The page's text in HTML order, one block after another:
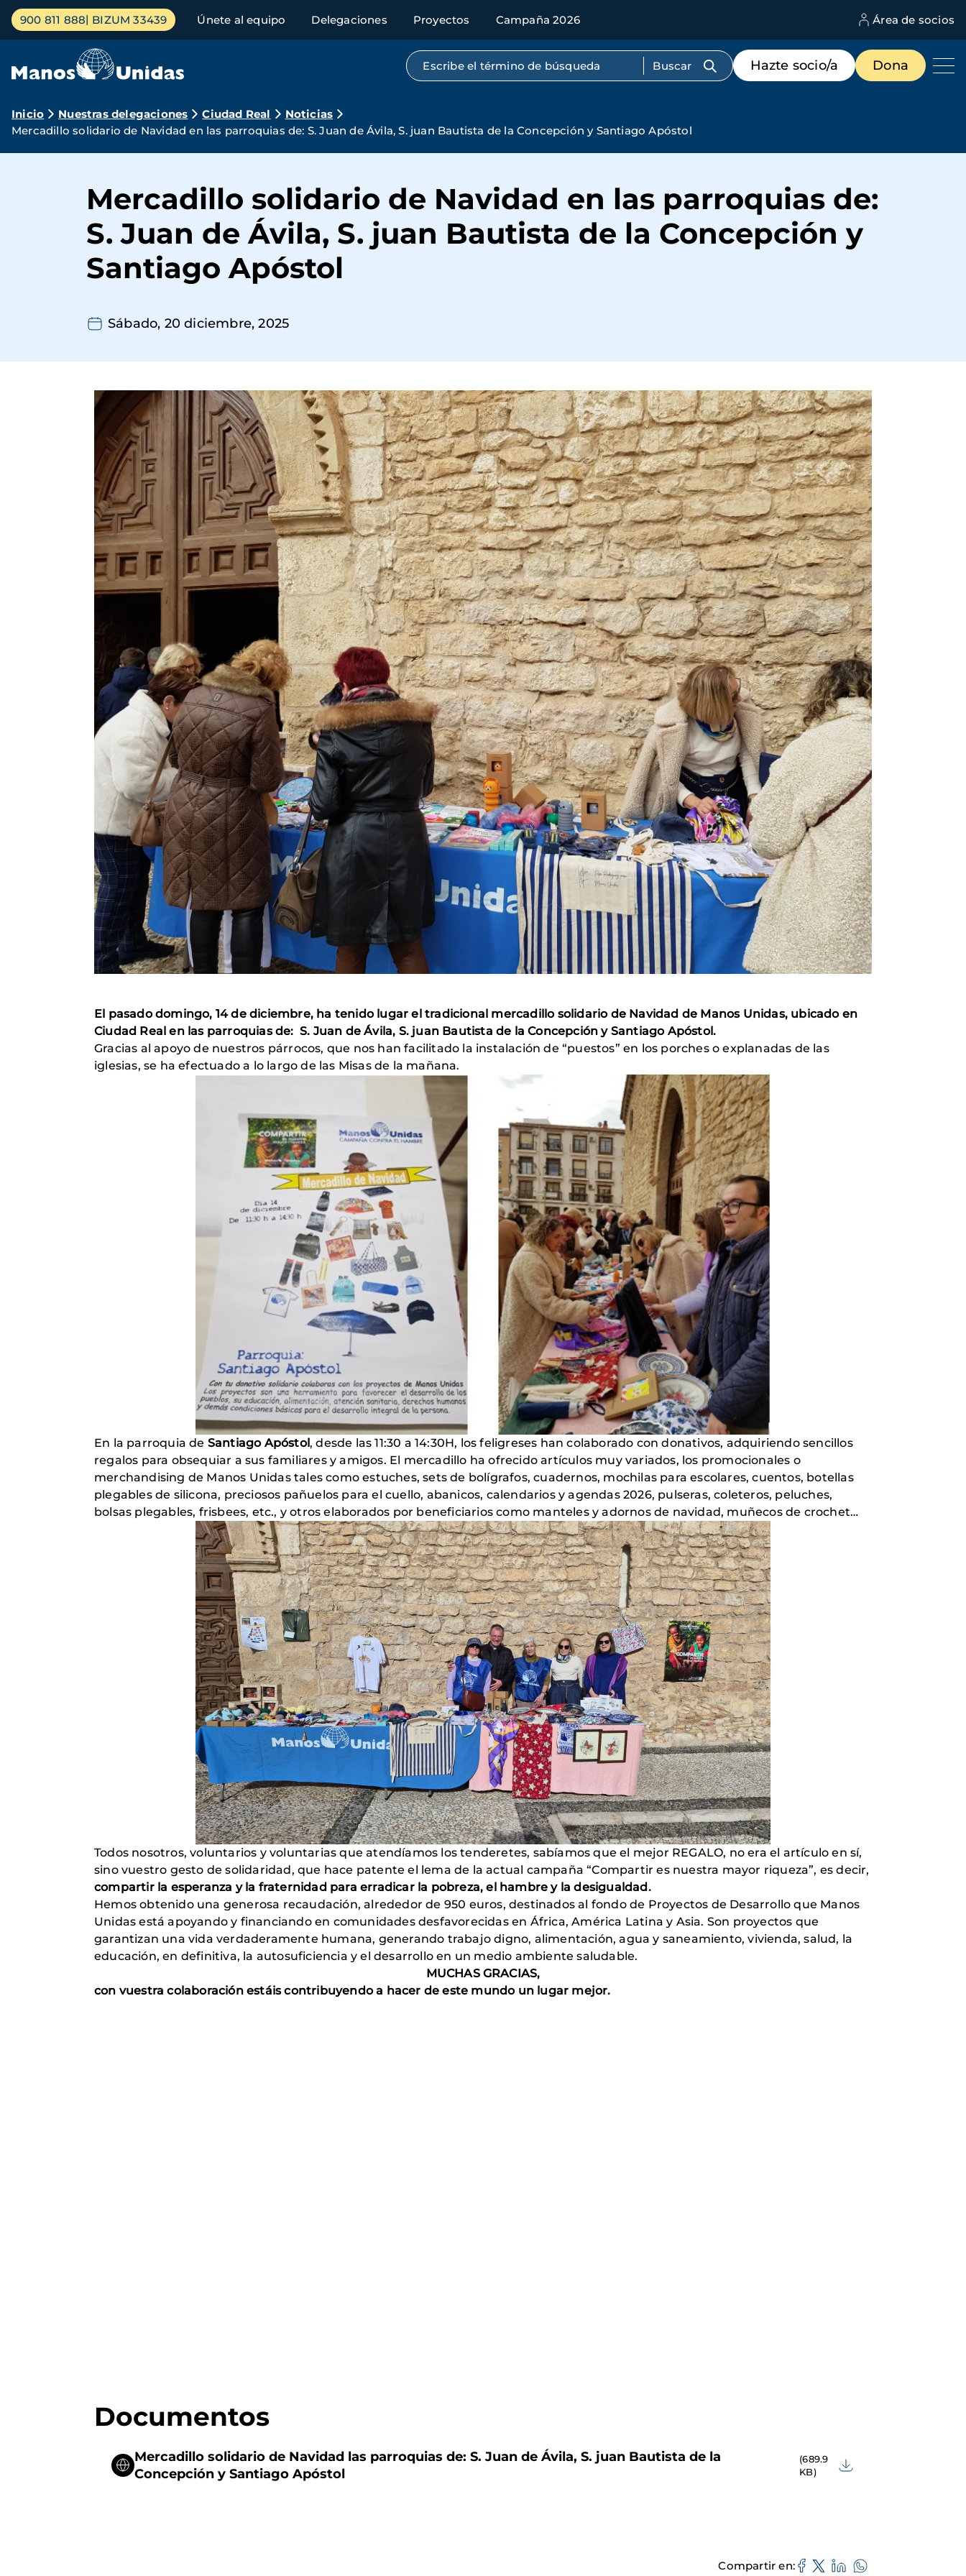
Pasar
contenido
Menú
principal
900 811 888 BIZUM 33439 Únete al equipo Delegaciones Proyectos Campaña 2026 Área de socios
Búsqueda por texto completo
Menú
de
destacados
Hazte socio/a Dona
Ruta
de
Inicio Nuestras delegaciones Ciudad Real
Noticias
Mercadillo solidario de Navidad en las parroquias de: S. Juan de Ávila, S. juan Bautista de la Concepción y Santiago Apóstol
Mercadillo solidario de Navidad en las parroquias de:
S. Juan de Ávila, S. juan Bautista de la Concepción y
Santiago Apóstol
Sábado, 20 diciembre, 2025
El pasado domingo, 14 de diciembre, ha tenido lugar el tradicional mercadillo solidario de Navidad de Manos Unidas, ubicado en
Ciudad Real en las parroquias de: S. Juan de Ávila, S. juan Bautista de la Concepción y Santiago Apóstol.
Gracias al apoyo de nuestros párrocos, que nos han facilitado la instalación de “puestos” en los porches o explanadas de las
iglesias, se ha efectuado a lo largo de las Misas de la mañana.
En la parroquia de Santiago Apóstol, desde las 11:30 a 14:30H, los feligreses han colaborado con donativos, adquiriendo sencillos
regalos para obsequiar a sus familiares y amigos. El mercadillo ha ofrecido artículos muy variados, los promocionales o
merchandising de Manos Unidas tales como estuches, sets de bolígrafos, cuadernos, mochilas para escolares, cuentos, botellas
plegables de silicona, preciosos pañuelos para el cuello, abanicos, calendarios y agendas 2026, pulseras, coleteros, peluches,
bolsas plegables, frisbees, etc., y otros elaborados por beneficiarios como manteles y adornos de navidad, muñecos de crochet…
Todos nosotros, voluntarios y voluntarias que atendíamos los tenderetes, sabíamos que el mejor REGALO, no era el artículo en sí,
sino vuestro gesto de solidaridad, que hace patente el lema de la actual campaña “Compartir es nuestra mayor riqueza”, es decir,
compartir la esperanza y la fraternidad para erradicar la pobreza, el hambre y la desigualdad.
Hemos obtenido una generosa recaudación, alrededor de 950 euros, destinados al fondo de Proyectos de Desarrollo que Manos
Unidas está apoyando y financiando en comunidades desfavorecidas en África, América Latina y Asia. Son proyectos que
garantizan una vida verdaderamente humana, generando trabajo digno, alimentación, agua y saneamiento, vivienda, salud, la
educación, en definitiva, la autosuficiencia y el desarrollo en un medio ambiente saludable.
MUCHAS GRACIAS,
con vuestra colaboración estáiscontribuyendo a hacer de este mundo un lugar mejor.
Documentos
Mercadillo solidario de Navidad las parroquias de: S. Juan de Ávila, S. juan Bautista de la
Concepción y Santiago Apóstol
(689.9
KB)
Compartir en